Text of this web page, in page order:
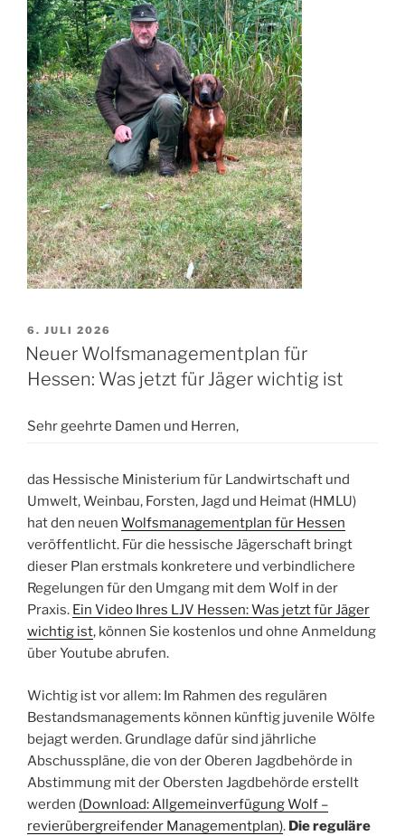
VERÖFFENTLICHT
AM
6. JULI 2026
Neuer Wolfsmanagementplan für
Hessen: Was jetzt für Jäger wichtig ist
Sehr geehrte Damen und Herren,
das Hessische Ministerium für Landwirtschaft und
Umwelt, Weinbau, Forsten, Jagd und Heimat (HMLU)
hat den neuen Wolfsmanagementplan für Hessen
veröffentlicht. Für die hessische Jägerschaft bringt
dieser Plan erstmals konkretere und verbindlichere
Regelungen für den Umgang mit dem Wolf in der
Praxis. Ein Video Ihres LJV Hessen: Was jetzt für Jäger
wichtig ist, können Sie kostenlos und ohne Anmeldung
über Youtube abrufen.
Wichtig ist vor allem: Im Rahmen des regulären
Bestandsmanagements können künftig juvenile Wölfe
bejagt werden. Grundlage dafür sind jährliche
Abschusspläne, die von der Oberen Jagdbehörde in
Abstimmung mit der Obersten Jagdbehörde erstellt
werden (Download: Allgemeinverfügung Wolf –
revierübergreifender Managementplan). Die reguläre